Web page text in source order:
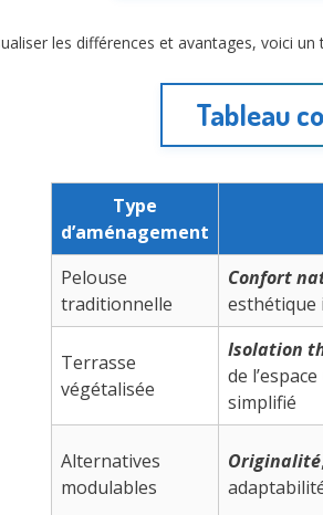
les différences et avantages, voici
Tableau
Type
d’aménagement
Pelouse
traditionnelle
Confort
esthétique
Terrasse
végétalisée
Isolation
de
simplifié
Alternatives
modulables
Originalité